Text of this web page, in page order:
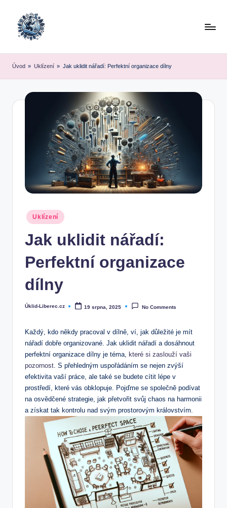
Úvod » Uklízení » Jak uklidit nářadí: Perfektní organizace dílny
Posted
in
Uklízení
Jak uklidit nářadí:
Perfektní organizace
dílny
Posted
Úklid-Liberec.cz 19 srpna, 2025 No Comments
Každý, kdo někdy pracoval v dílně, ví, jak důležité je mít
nářadí dobře organizované. Jak uklidit nářadí a dosáhnout
perfektní organizace dílny je téma, které si zaslouží vaši
pozornost. S přehledným uspořádáním se nejen zvýší
efektivita vaší práce, ale také se budete cítit lépe v
prostředí, které vás obklopuje. Pojďme se společně podívat
na osvědčené strategie, jak přetvořit svůj chaos na harmonii
a získat tak kontrolu nad svým prostorovým královstvím.